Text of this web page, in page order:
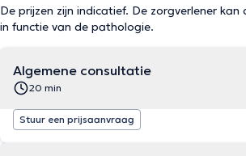
De prijzen zijn indicatief. De zorgverlener kan
in functie van de pathologie.
Algemene consultatie
20 min
Stuur een prijsaanvraag